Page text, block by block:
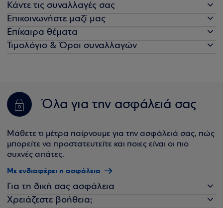
Κάντε τις συναλλαγές σας
Επικοινωνήστε μαζί μας
Επίκαιρα θέματα
Τιμολόγιο & Όροι συναλλαγών
Όλα για την ασφάλειά σας
Μάθετε τι μέτρα παίρνουμε για την ασφάλειά σας, πώς
μπορείτε να προστατευτείτε και ποιες είναι οι πιο
συχνές απάτες.
Με ενδιαφέρει η ασφάλεια
Για τη δική σας ασφάλεια
Χρειάζεστε βοήθεια;